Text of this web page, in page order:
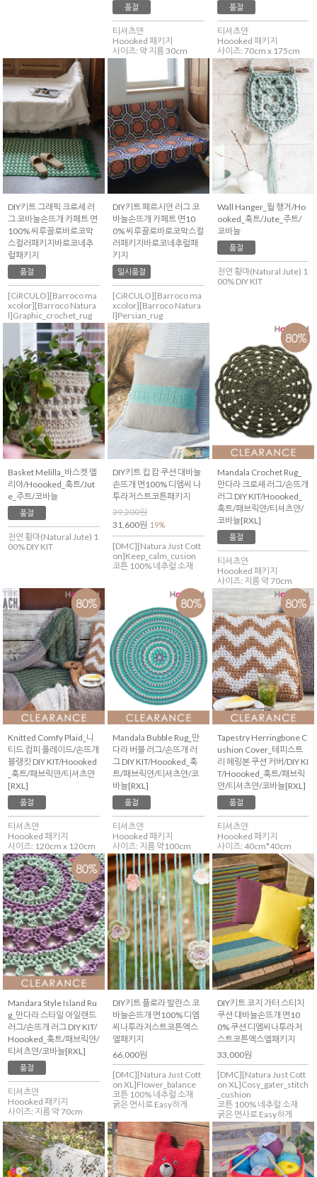
품절
티셔츠얀
Hoooked 패키지
사이즈: 약 지름 30cm
품절
티셔츠얀
Hoooked 패키지
사이즈: 70cm x 175cm
DIY키트 그래픽 크로셰 러
그 코바늘손뜨개 카페트 면
100% 씨루끌로바로코막
스컬러패키지바로코네추
럴패키지
품절
[CiRCULO][Barroco ma
xcolor][Barroco Natura
l]Graphic_crochet_rug
DIY키트 페르시안 러그 코
바늘손뜨개 카페트 면10
0% 씨루끌로바로코막스컬
러패키지바로코네추럴패
키지
일시품절
[CiRCULO][Barroco ma
xcolor][Barroco Natura
l]Persian_rug
Wall Hanger_월 행거/Ho
ooked_훅트/Jute_주트/
코바늘
품절
천연 황마(Natural Jute) 1
00% DIY KIT
Basket Melilla_바스켓 멜
리야/Hoooked_훅트/Jut
e_주트/코바늘
품절
천연 황마(Natural Jute) 1
00% DIY KIT
DIY키트 킵 캄 쿠션 대바늘
손뜨개 면100% 디엠씨 나
투라저스트코튼패키지
39,200원
31,600원 19%
[DMC][Natura Just Cott
on]Keep_calm_cusion
코튼 100% 네추럴 소재
Mandala Crochet Rug_
만다라 크로셰 러그/손뜨개
러그 DIY KIT/Hoooked_
훅트/패브릭얀/티셔츠얀/
코바늘[RXL]
품절
티셔츠얀
Hoooked 패키지
사이즈: 지름 약 70cm
Knitted Comfy Plaid_니
티드 컴피 플레이드/손뜨개
블랭킷 DIY KIT/Hoooked
_훅트/패브릭얀/티셔츠얀
[RXL]
품절
티셔츠얀
Hoooked 패키지
사이즈: 120cm x 120cm
Mandala Bubble Rug_만
다라 버블 러그/손뜨개 러
그 DIY KIT/Hoooked_훅
트/패브릭얀/티셔츠얀/코
바늘[RXL]
품절
티셔츠얀
Hoooked 패키지
사이즈: 지름 약100cm
Tapestry Herringbone C
ushion Cover_테피스트
리 헤링본 쿠션 커버/DIY KI
T/Hoooked_훅트/패브릭
얀/티셔츠얀/코바늘[RXL]
품절
티셔츠얀
Hoooked 패키지
사이즈: 40cm*40cm
Mandara Style Island Ru
g_만다라 스타일 아일랜드
러그/손뜨개 러그 DIY KIT/
Hoooked_훅트/패브릭얀/
티셔츠얀/코바늘[RXL]
품절
티셔츠얀
Hoooked 패키지
사이즈: 지름 약 70cm
DIY키트 플로라 발란스 코
바늘손뜨개 면100% 디엠
씨나투라저스트코튼엑스
엘패키지
66,000원
[DMC][Natura Just Cott
on XL]Flower_balance
코튼 100% 네추럴 소재
굵은 면사로 Easy하게
DIY키트 코지 가터 스티치
쿠션 대바늘손뜨개 면10
0% 쿠션 디엠씨나투라저
스트코튼엑스엘패키지
33,000원
[DMC][Natura Just Cott
on XL]Cosy_gater_stitch
_cushion
코튼 100% 네추럴 소재
굵은 면사로 Easy하게